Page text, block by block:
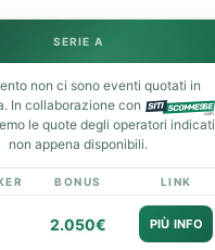
SERIE A
non ci sono eventi quotati in
In collaborazione con
le quote degli operatori indicati
non appena disponibili.
BONUS LINK
2.050€ PIÙ INFO